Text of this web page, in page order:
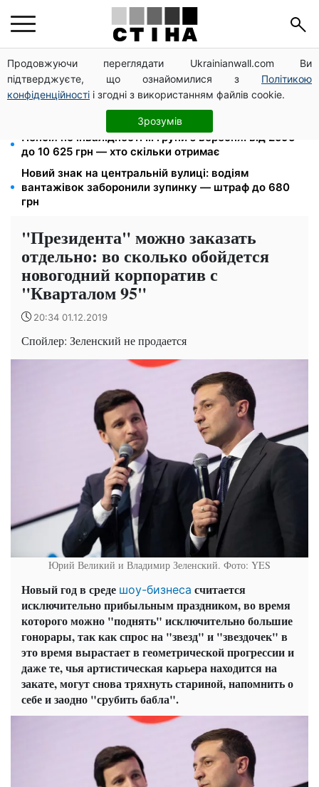
Продовжуючи переглядати Ukrainianwall.com Ви
підтверджуєте, що ознайомилися з Політикою
конфіденційності і згодні з використанням файлів cookie.
Зрозумів
125 грн за куб води: закон №4777 запустив подвійне
подорожчання тарифів у регіонах
Дефіцит товарів у Фора: рф знищила склади із
запасами продукції
Пенсія по інвалідності III групи з вересня: від 2595
до 10 625 грн — хто скільки отримає
Новий знак на центральній вулиці: водіям
вантажівок заборонили зупинку — штраф до 680
грн
"Президента" можно заказать
отдельно: во сколько обойдется
новогодний корпоратив с
"Кварталом 95"
20:34 01.12.2019
Спойлер: Зеленский не продается
Юрий Великий и Владимир Зеленский. Фото: YES
Новый год в среде шоу-бизнеса считается
исключительно прибыльным праздником, во время
которого можно "поднять" исключительно большие
гонорары, так как спрос на "звезд" и "звездочек" в
это время вырастает в геометрической прогрессии и
даже те, чья артистическая карьера находится на
закате, могут снова тряхнуть стариной, напомнить о
себе и заодно "срубить бабла".